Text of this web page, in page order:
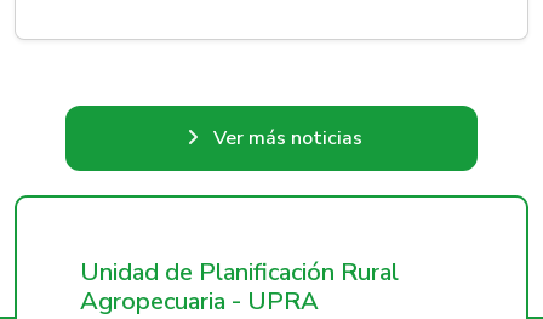
Ver más noticias
Unidad de Planificación Rural
Agropecuaria - UPRA